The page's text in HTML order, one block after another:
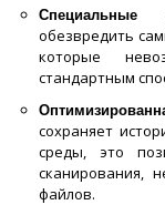
обезвредить
которые
стандартным
сохраняет
среды, это
сканирования,
файлов.